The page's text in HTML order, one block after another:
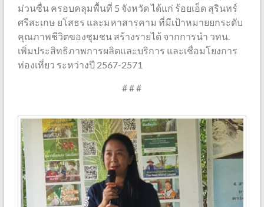
ม่วนซื่น ครอบคลุมพื้นที่ 5 จังหวัด ได้แก่ ร้อยเอ็ด สุรินทร์
ศรีสะเกษ ยโสธร และมหาสารคาม ที่มีเป้าหมายยกระดับ
คุณภาพชีวิตของชุมชน สร้างรายได้ จากการนำ วทน.
เพิ่มประสิทธิภาพการผลิตและบริการ และเชื่อมโยงการ
ท่องเที่ยว ระหว่างปี 2567-2571
# # #